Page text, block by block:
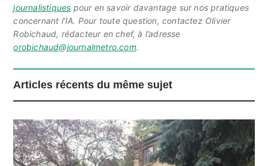
journalistiques pour en savoir davantage sur nos pratiques
concernant l’IA. Pour toute question, contactez Olivier
Robichaud, rédacteur en chef, à l’adresse
orobichaud@journalmetro.com.
Articles récents du même sujet